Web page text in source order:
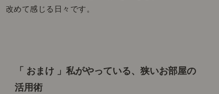
改めて感じる日々です。
「 おまけ 」私がやっている、狭いお部屋の
活用術